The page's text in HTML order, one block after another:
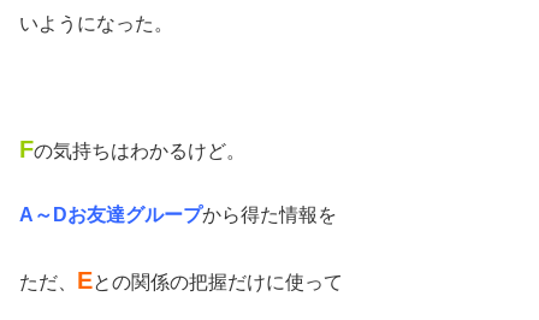
いようになった。
Fの気持ちはわかるけど。
A～Dお友達グループから得た情報を
ただ、 Eとの関係の把握だけに使って